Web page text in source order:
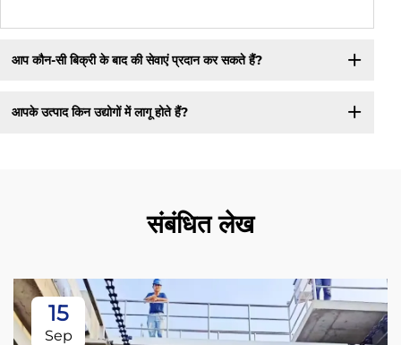
आप कौन-सी बिक्री के बाद की सेवाएं प्रदान कर सकते हैं?
आपके उत्पाद किन उद्योगों में लागू होते हैं?
संबंधित लेख
15
Sep